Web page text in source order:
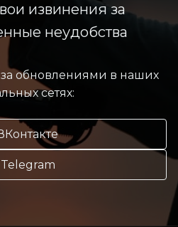
извинения за
неудобства
обновлениями в наших
сетях:
Telegram